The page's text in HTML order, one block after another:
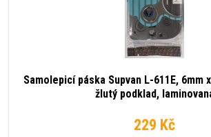
Samolepicí páska Supvan L-611E, 6mm
žlutý podklad,
229 Kč